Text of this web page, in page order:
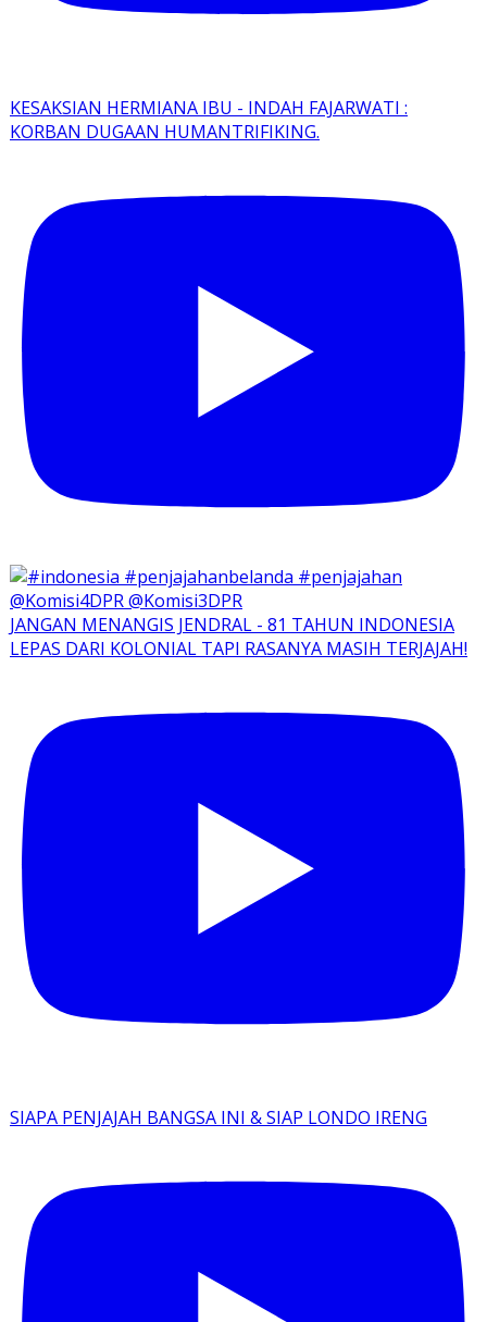
KESAKSIAN HERMIANA IBU - INDAH FAJARWATI :
KORBAN DUGAAN HUMANTRIFIKING.
JANGAN MENANGIS JENDRAL - 81 TAHUN INDONESIA
LEPAS DARI KOLONIAL TAPI RASANYA MASIH TERJAJAH!
SIAPA PENJAJAH BANGSA INI & SIAP LONDO IRENG